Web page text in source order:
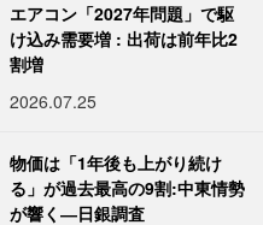
エアコン「2027年問題」で駆
け込み需要増 : 出荷は前年比2
割増
2026.07.25
物価は「1年後も上がり続け
る」が過去最高の9割:中東情勢
が響く―日銀調査